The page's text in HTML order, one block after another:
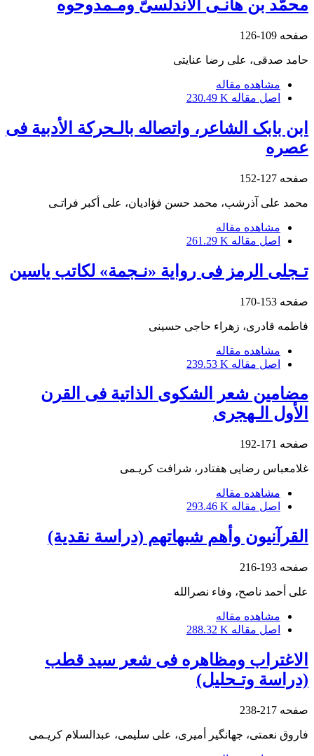
محمَّد بن هانـی الأندلسیّ ومـمدوحوه
صفحه 109-126
حامد صدقی، علی رضا عنایتی
مشاهده مقاله
اصل مقاله 230.49 K
ابن بابک الشاعر، واتصاله بالـحرکة الأدبیة فی
عصره
صفحه 127-152
محمد علی آذرشب، محمد حسن فؤادیان، علی أکبر فراتـی
مشاهده مقاله
اصل مقاله 261.29 K
تـجلی الرمز فی روایة «نـجمة» لکاتب یاسین
صفحه 153-170
فاطمه قادری، زهراء حاجی حسینی
مشاهده مقاله
اصل مقاله 239.53 K
مضامین شعر الشکوى الذاتیة فی القرن
الأول الـهجری
صفحه 171-192
غلامعباس رضایی هفتادر، شرافت کریـمی
مشاهده مقاله
اصل مقاله 293.46 K
القرآنیون وأهم شبهاتهم (دراسة نقدیة)
صفحه 193-216
علی أحمد ناصح، وفاء نصرالله
مشاهده مقاله
اصل مقاله 288.32 K
الاغتراب ومظاهره فی شعر سید قطب
(دراسة وتـحلیل)
صفحه 217-238
فاروق نعمتی، جهانگیر أمیری، علی سلیمی، عبدالسلام کریـمی